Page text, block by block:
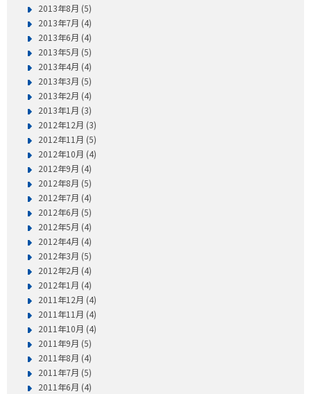
2013年8月 (5)
2013年7月 (4)
2013年6月 (4)
2013年5月 (5)
2013年4月 (4)
2013年3月 (5)
2013年2月 (4)
2013年1月 (3)
2012年12月 (3)
2012年11月 (5)
2012年10月 (4)
2012年9月 (4)
2012年8月 (5)
2012年7月 (4)
2012年6月 (5)
2012年5月 (4)
2012年4月 (4)
2012年3月 (5)
2012年2月 (4)
2012年1月 (4)
2011年12月 (4)
2011年11月 (4)
2011年10月 (4)
2011年9月 (5)
2011年8月 (4)
2011年7月 (5)
2011年6月 (4)